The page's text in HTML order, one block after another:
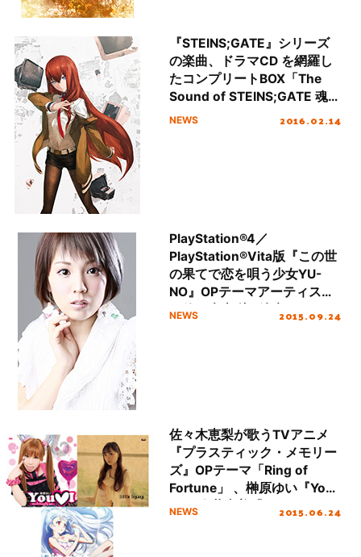
『STEINS;GATE』シリーズ
の楽曲、ドラマCD を網羅し
たコンプリートBOX「The
Sound of STEINS;GATE 魂」
アーティスト、制作陣からコ
NEWS 2016.02.14
PlayStation®4／
PlayStation®Vita版『この世
の果てで恋を唄う少女YU-
NO』OPテーマアーティスト
が佐々木恵梨に決定！OPテ
NEWS 2015.09.24
佐々木恵梨が歌うTVアニメ
『プラスティック・メモリー
ズ』OPテーマ「Ring of
Fortune」 、榊原ゆい『You
I』、今井麻美『little
NEWS 2015.06.24